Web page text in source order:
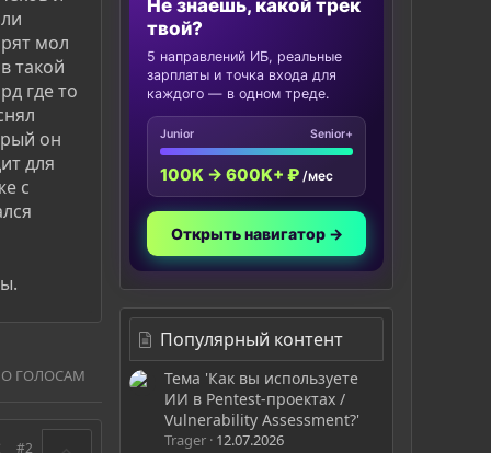
мол
такой
где то
он
для
с
ГОЛОСАМ
#2
Не знаешь, какой трек
твой?
5 направлений ИБ, реальные
зарплаты и точка входа для
каждого — в одном треде.
Junior Senior+
100K → 600K+ ₽ /мес
Открыть навигатор →
Популярный контент
Тема 'Как вы используете
ИИ в Pentest-проектах /
Vulnerability Assessment?'
Trager 12.07.2026